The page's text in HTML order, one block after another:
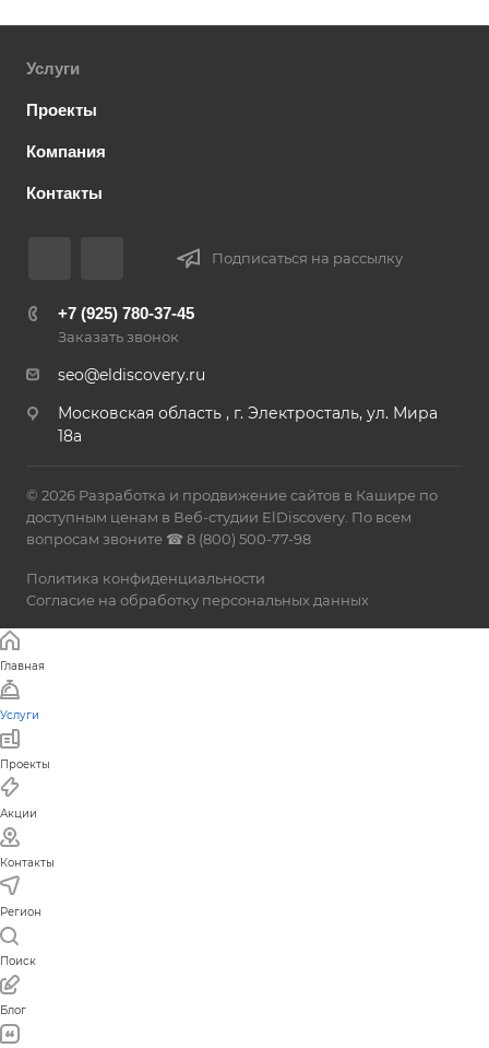
Услуги
Проекты
Компания
Контакты
Подписаться на рассылку
+7 (925) 780-37-45
Заказать звонок
seo@eldiscovery.ru
Московская область , г. Электросталь, ул. Мира
18а
© 2026 Разработка и продвижение сайтов в Кашире по
доступным ценам в Веб-студии ElDiscovery. По всем
вопросам звоните ☎ 8 (800) 500-77-98
Политика конфиденциальности
Согласие на обработку персональных данных
Главная
Услуги
Проекты
Акции
Контакты
Регион
Поиск
Блог